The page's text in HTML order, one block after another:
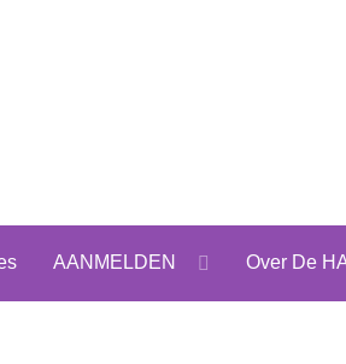
AANMELDEN Over De